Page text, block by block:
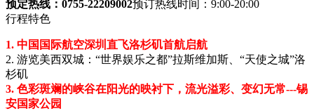
预定热线：0755-22209002预订热线时间：9:00-20:00
行程特色
1. 中国国际航空深圳直飞洛杉矶首航启航
2. 游览美西双城：“世界娱乐之都”拉斯维加斯、“天使之城”洛
杉矶
3. 色彩斑斓的峡谷在阳光的映衬下，流光溢彩、变幻无常---锡
安国家公园